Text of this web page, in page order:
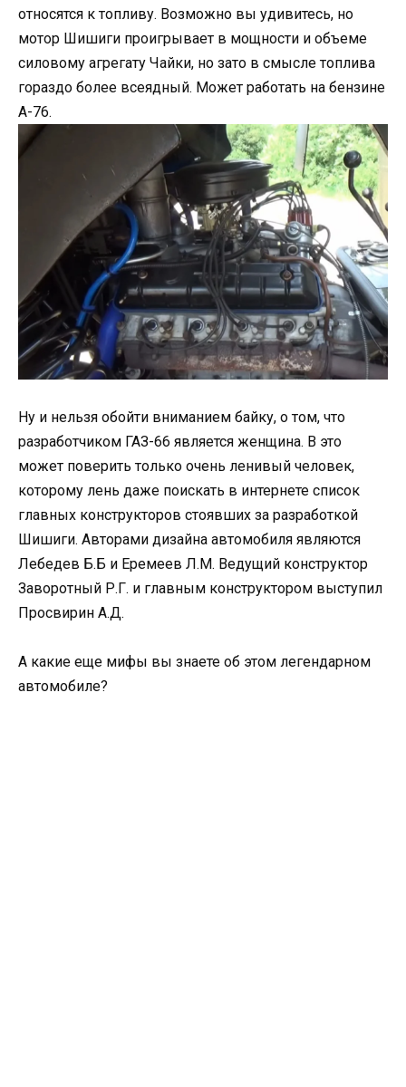
относятся к топливу. Возможно вы удивитесь, но
мотор Шишиги проигрывает в мощности и объеме
силовому агрегату Чайки, но зато в смысле топлива
гораздо более всеядный. Может работать на бензине
А-76.
Ну и нельзя обойти вниманием байку, о том, что
разработчиком ГАЗ-66 является женщина. В это
может поверить только очень ленивый человек,
которому лень даже поискать в интернете список
главных конструкторов стоявших за разработкой
Шишиги. Авторами дизайна автомобиля являются
Лебедев Б.Б и Еремеев Л.М. Ведущий конструктор
Заворотный Р.Г. и главным конструктором выступил
Просвирин А.Д.
А какие еще мифы вы знаете об этом легендарном
автомобиле?